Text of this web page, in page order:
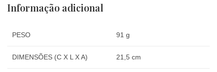
Informação adicional
PESO 91 g
DIMENSÕES (C X L X A) 21,5 cm